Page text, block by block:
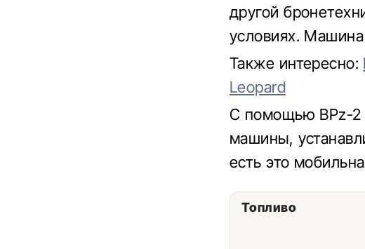
другой
условиях. Машина
Также интересно:
Leopard
С помощью BPz-2
машины,
есть это
Топливо